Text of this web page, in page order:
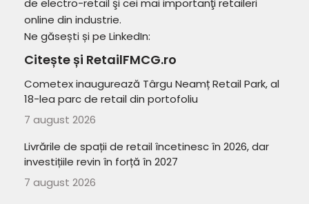
de electro-retail şi cei mai importanţi retaileri
online din industrie.
Ne găsești și pe LinkedIn:
Citește și RetailFMCG.ro
Cometex inaugurează Târgu Neamț Retail Park, al
18-lea parc de retail din portofoliu
7 august 2026
Livrările de spații de retail încetinesc în 2026, dar
investițiile revin în forță în 2027
7 august 2026